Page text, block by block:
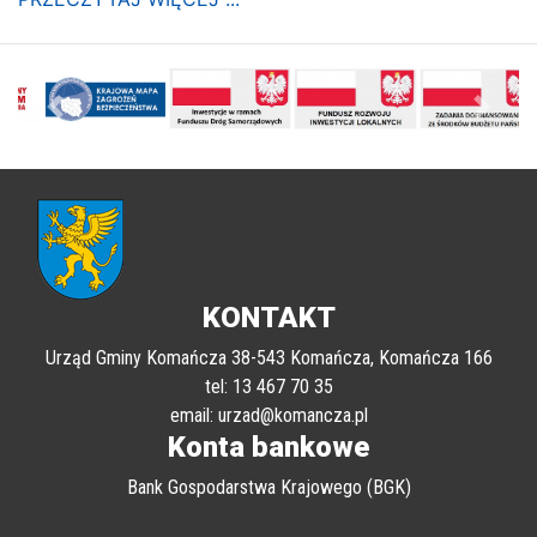
poprzednii
KONTAKT
Urząd Gminy Komańcza 38-543 Komańcza, Komańcza 166
tel: 13 467 70 35
email: urzad@komancza.pl
Konta bankowe
Bank Gospodarstwa Krajowego (BGK)